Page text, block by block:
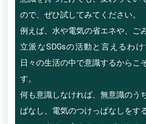
ので、ぜひ試してみてください。
例えば、水や電気の省エネや、ご
立派なSDGsの活動と言えるわ
日々の生活の中で意識するからこ
す。
何も意識しなければ、無意識のう
ぱなし、電気のつけっぱなしをす